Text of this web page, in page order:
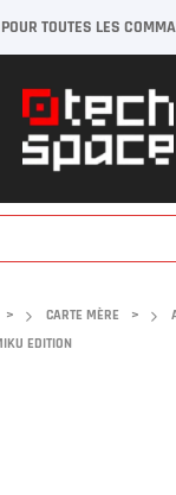
POUR TOUTES LES
> CARTE MÈRE >
EDITION